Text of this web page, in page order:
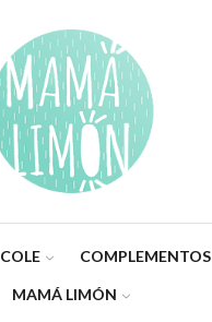
COLE COMPLEMENTOS
MAMÁ LIMÓN